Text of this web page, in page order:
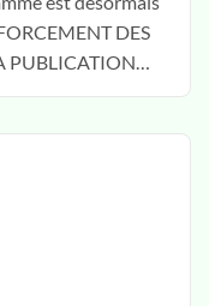
DES
PUBLICATION
réserver …